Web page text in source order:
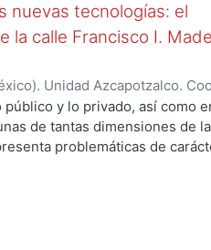
nuevas tecnologías: el
la calle Francisco I.
Unidad Azcapotzalco.
Fernández, Efrén Marcos
y lo privado, así como
de tantas dimensiones de la
problemáticas de